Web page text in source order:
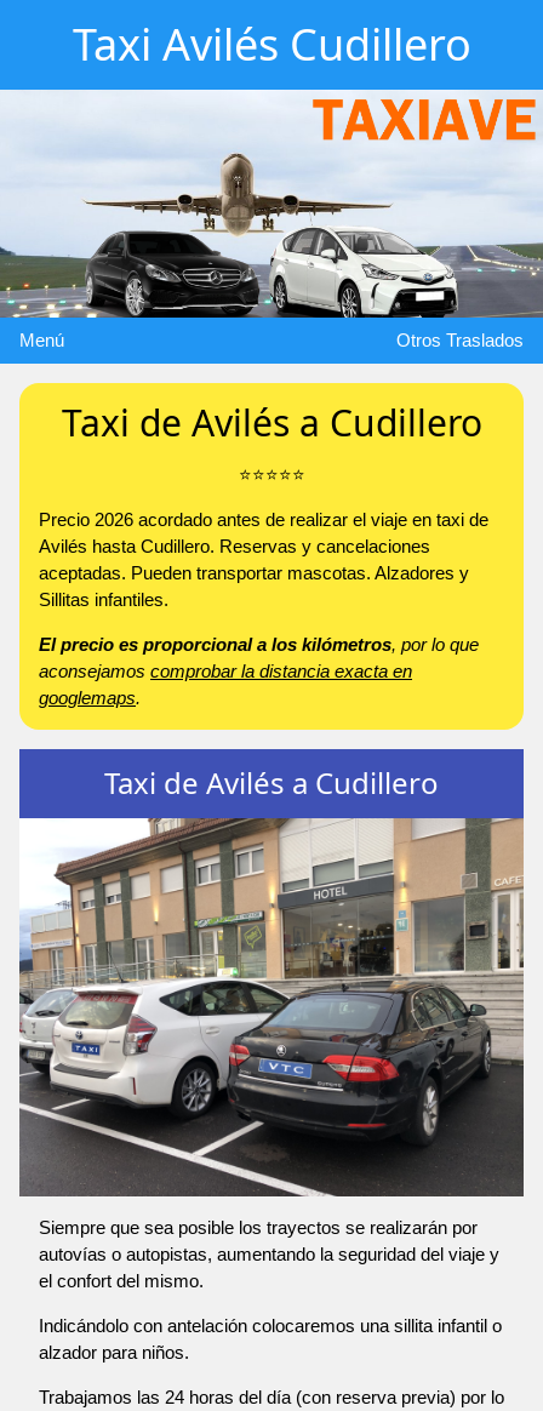
Taxi Avilés Cudillero
Menú Otros Traslados
Taxi de Avilés a Cudillero
⭐️⭐️⭐️⭐️⭐️
Precio 2026 acordado antes de realizar el viaje en taxi de
Avilés hasta Cudillero. Reservas y cancelaciones
aceptadas. Pueden transportar mascotas. Alzadores y
Sillitas infantiles.
El precio es proporcional a los kilómetros, por lo que
aconsejamos comprobar la distancia exacta en
googlemaps.
Taxi de Avilés a Cudillero
Siempre que sea posible los trayectos se realizarán por
autovías o autopistas, aumentando la seguridad del viaje y
el confort del mismo.
Indicándolo con antelación colocaremos una sillita infantil o
alzador para niños.
Trabajamos las 24 horas del día (con reserva previa) por lo